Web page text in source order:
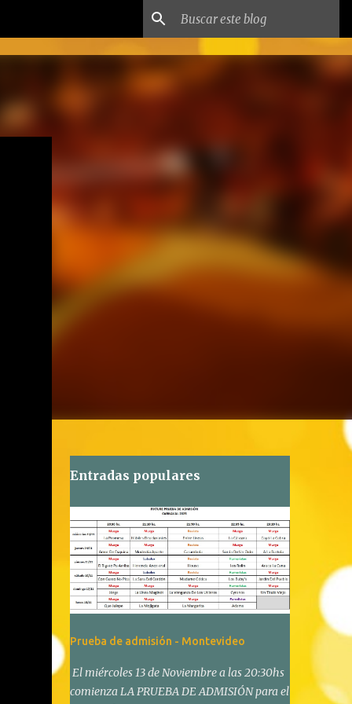
Entradas populares
Prueba de admisión - Montevideo
El miércoles 13 de Noviembre a las 20:30hs
comienza LA PRUEBA DE ADMISIÓN para el